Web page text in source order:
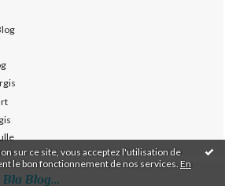
sur ce site, vous acceptez l'utilisation de
le bon fonctionnement de nos services. En
Blog...